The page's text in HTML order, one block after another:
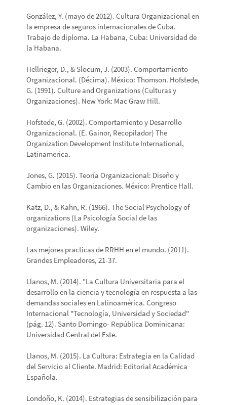
González, Y. (mayo de 2012). Cultura Organizacional en
la empresa de seguros internacionales de Cuba.
Trabajo de diploma. La Habana, Cuba: Universidad de
la Habana.
Hellrieger, D., & Slocum, J. (2003). Comportamiento
Organizacional. (Décima). México: Thomson. Hofstede,
G. (1991). Culture and Organizations (Culturas y
Organizaciones). New York: Mac Graw Hill.
Hofstede, G. (2002). Comportamiento y Desarrollo
Organizacional. (E. Gainor, Recopilador) The
Organization Development Institute International,
Latinamerica.
Jones, G. (2015). Teoría Organizacional: Diseño y
Cambio en las Organizaciones. México: Prentice Hall.
Katz, D., & Kahn, R. (1966). The Social Psychology of
organizations (La Psicología Social de las
organizaciones). Wiley.
Las mejores practicas de RRHH en el mundo. (2011).
Grandes Empleadores, 21-37.
Llanos, M. (2014). "La Cultura Universitaria para el
desarrollo en la ciencia y tecnología en respuesta a las
demandas sociales en Latinoamérica. Congreso
Internacional "Tecnología, Universidad y Sociedad"
(pág. 12). Santo Domingo- República Dominicana:
Universidad Central del Este.
Llanos, M. (2015). La Cultura: Estrategia en la Calidad
del Servicio al Cliente. Madrid: Editorial Académica
Española.
Londoño, K. (2014). Estrategias de sensibilización para